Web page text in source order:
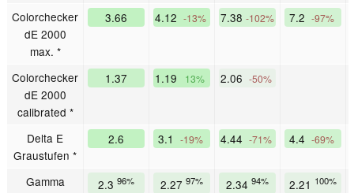
Colorchecker
dE 2000
max. *
3.66 4.12 -13% 7.38 -102% 7.2 -97%
Colorchecker
dE 2000
calibrated *
1.37 1.19 13% 2.06 -50%
Delta E
Graustufen *
2.6 3.1 -19% 4.44 -71% 4.4 -69%
Gamma 2.3 96% 2.27 97% 2.34 94% 2.21 100%